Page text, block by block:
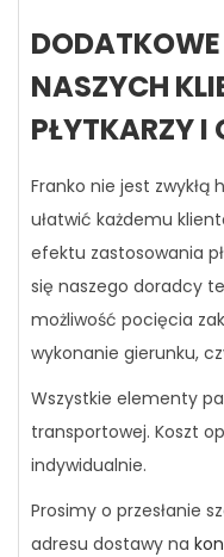
NASZYCH
PŁYTKARZY I
Franko nie jest zwykłą
ułatwić każdemu
efektu zastosowania
się naszego doradcy
możliwość pocięcia
wykonanie gierunku,
Wszystkie elementy
transportowej. Koszt
indywidualnie.
Prosimy o przesłanie
adresu dostawy na